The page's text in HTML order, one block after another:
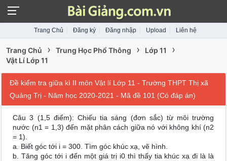
Trang Chủ Đăng ký Đăng nhập Upload Liên hệ
Trang Chủ › Trung Học Phổ Thông › Lớp 11 ›
Vật Lí Lớp 11
Đề kiểm tra giữa kì II môn Vật lí Lớp 11 - Trường THPT Thị xã
Quảng Trị - Năm học 2020-2021 - Mã đề 101 (Có đáp án)
Câu 3 (1,5 điểm): Chiếu tia sáng (đơn sắc) từ môi trường
nước (n1 = 1,3) đến mặt phân cách giữa nó với không khí (n2
= 1).
a. Biết góc tới i = 300. Tìm góc khúc xạ, vẽ hình.
b. Tăng góc tới i đến một giá trị i0 thì thấy tia khúc xạ đi là là